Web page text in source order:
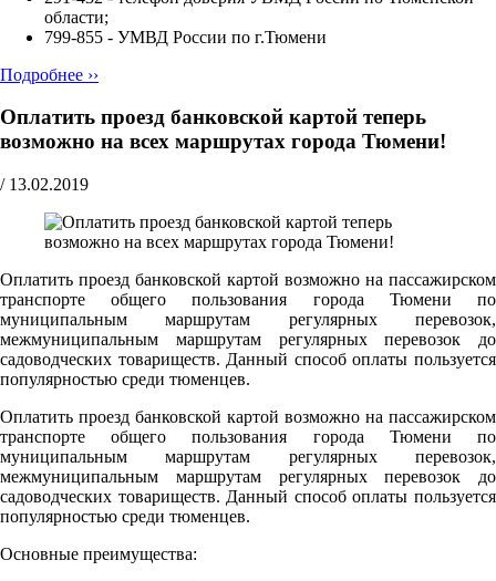
области;
799-855 - УМВД России по г.Тюмени
Подробнее ››
Оплатить проезд банковской картой теперь
возможно на всех маршрутах города Тюмени!
/ 13.02.2019
Оплатить проезд банковской картой возможно на пассажирском
транспорте общего пользования города Тюмени по
муниципальным маршрутам регулярных перевозок,
межмуниципальным маршрутам регулярных перевозок до
садоводческих товариществ. Данный способ оплаты пользуется
популярностью среди тюменцев.
Оплатить проезд банковской картой возможно на пассажирском
транспорте общего пользования города Тюмени по
муниципальным маршрутам регулярных перевозок,
межмуниципальным маршрутам регулярных перевозок до
садоводческих товариществ. Данный способ оплаты пользуется
популярностью среди тюменцев.
Основные преимущества: